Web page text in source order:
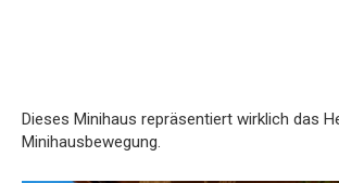
Dieses Minihaus repräsentiert wirklich das
Minihausbewegung.